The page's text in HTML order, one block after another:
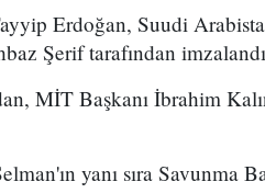
Erdoğan, Suudi
Şerif tarafından
MİT Başkanı İbrahim
yanı sıra Savunma